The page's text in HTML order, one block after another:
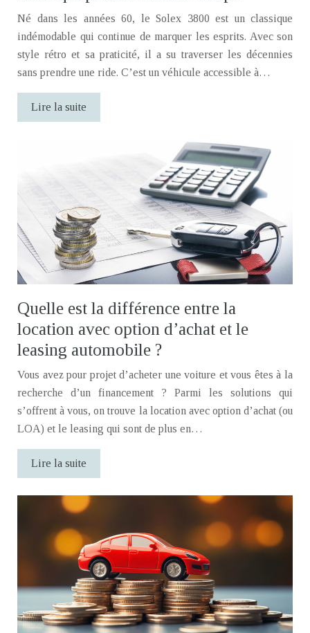
Né dans les années 60, le Solex 3800 est un classique
indémodable qui continue de marquer les esprits. Avec son
style rétro et sa praticité, il a su traverser les décennies
sans prendre une ride. C’est un véhicule accessible à…
Lire la suite
Quelle est la différence entre la
location avec option d’achat et le
leasing automobile ?
Vous avez pour projet d’acheter une voiture et vous êtes à la
recherche d’un financement ? Parmi les solutions qui
s’offrent à vous, on trouve la location avec option d’achat (ou
LOA) et le leasing qui sont de plus en…
Lire la suite